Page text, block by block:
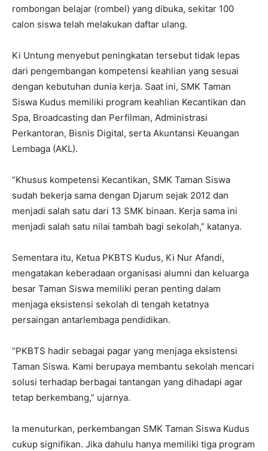
rombongan belajar (rombel) yang dibuka, sekitar 100
calon siswa telah melakukan daftar ulang.
Ki Untung menyebut peningkatan tersebut tidak lepas
dari pengembangan kompetensi keahlian yang sesuai
dengan kebutuhan dunia kerja. Saat ini, SMK Taman
Siswa Kudus memiliki program keahlian Kecantikan dan
Spa, Broadcasting dan Perfilman, Administrasi
Perkantoran, Bisnis Digital, serta Akuntansi Keuangan
Lembaga (AKL).
“Khusus kompetensi Kecantikan, SMK Taman Siswa
sudah bekerja sama dengan Djarum sejak 2012 dan
menjadi salah satu dari 13 SMK binaan. Kerja sama ini
menjadi salah satu nilai tambah bagi sekolah,” katanya.
Sementara itu, Ketua PKBTS Kudus, Ki Nur Afandi,
mengatakan keberadaan organisasi alumni dan keluarga
besar Taman Siswa memiliki peran penting dalam
menjaga eksistensi sekolah di tengah ketatnya
persaingan antarlembaga pendidikan.
“PKBTS hadir sebagai pagar yang menjaga eksistensi
Taman Siswa. Kami berupaya membantu sekolah mencari
solusi terhadap berbagai tantangan yang dihadapi agar
tetap berkembang,” ujarnya.
Ia menuturkan, perkembangan SMK Taman Siswa Kudus
cukup signifikan. Jika dahulu hanya memiliki tiga program